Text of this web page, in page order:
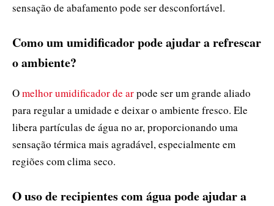
sensação de abafamento pode ser desconfortável.
Como um umidificador pode ajudar a refrescar
o ambiente?
Omelhor umidificador de arpode ser um grande aliado
para regular a umidade e deixar o ambiente fresco. Ele
libera partículas de água no ar, proporcionando uma
sensação térmica mais agradável, especialmente em
regiões com clima seco.
O uso de recipientes com água pode ajudar a